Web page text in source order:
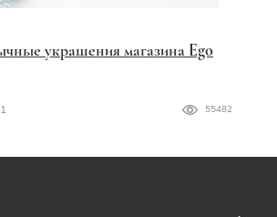
украшения магазина Ego
55482